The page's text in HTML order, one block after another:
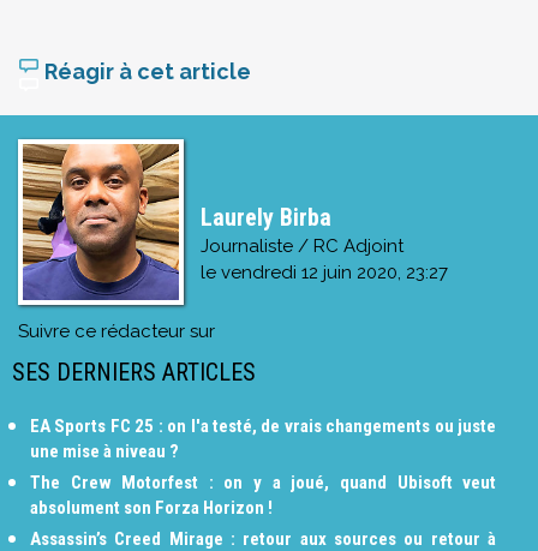
Réagir à cet article
Laurely Birba
Journaliste / RC Adjoint
le vendredi 12 juin 2020, 23:27
Suivre ce rédacteur sur
SES DERNIERS ARTICLES
EA Sports FC 25 : on l'a testé, de vrais changements ou juste
une mise à niveau ?
The Crew Motorfest : on y a joué, quand Ubisoft veut
absolument son Forza Horizon !
Assassin’s Creed Mirage : retour aux sources ou retour à